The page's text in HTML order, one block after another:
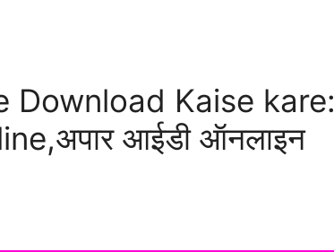
Download Kaise kare:
आईडी ऑनलाइन